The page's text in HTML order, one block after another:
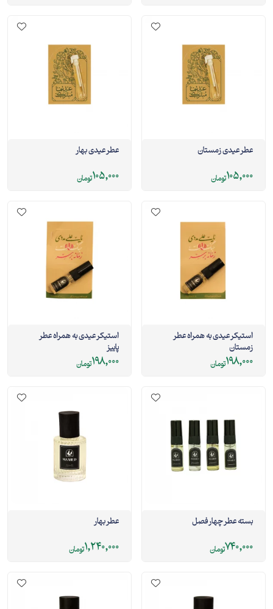
عطر عیدی زمستان
105,000تومان
عطر عیدی بهار
105,000تومان
استیکر عیدی به همراه عطر
زمستان
198,000تومان
استیکر عیدی به همراه عطر
پاییز
198,000تومان
بسته عطر چهار فصل
740,000تومان
عطر بهار
1,240,000تومان